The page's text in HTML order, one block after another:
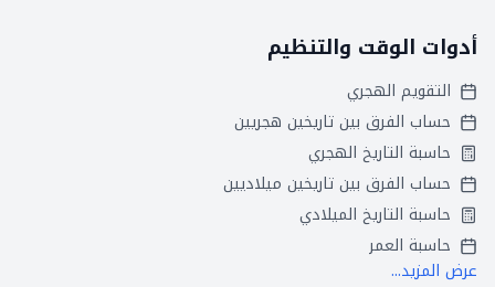
أدوات الوقت والتنظيم
التقويم الهجري
حساب الفرق بين تاريخين هجريين
حاسبة التاريخ الهجري
حساب الفرق بين تاريخين ميلاديين
حاسبة التاريخ الميلادي
حاسبة العمر
عرض المزيد...